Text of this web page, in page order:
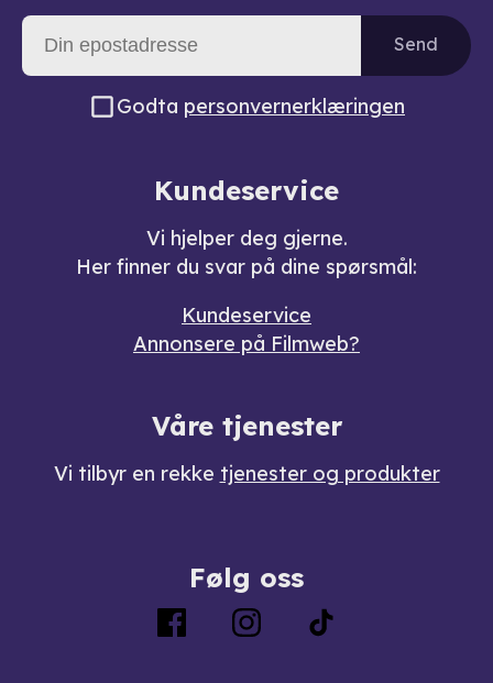
Send
Godta personvernerklæringen
Kundeservice
Vi hjelper deg gjerne.
Her finner du svar på dine spørsmål:
Kundeservice
Annonsere på Filmweb?
Våre tjenester
Vi tilbyr en rekke tjenester og produkter
Følg oss